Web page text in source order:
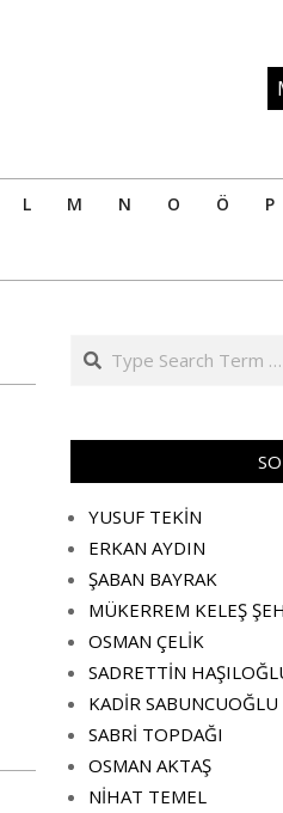
L M N O Ö P
Search
YUSUF TEKİN
ERKAN AYDIN
ŞABAN BAYRAK
MÜKERREM KELEŞ
OSMAN ÇELİK
SADRETTİN
KADİR SABUNCUOĞLU
SABRİ TOPDAĞI
OSMAN AKTAŞ
NİHAT TEMEL